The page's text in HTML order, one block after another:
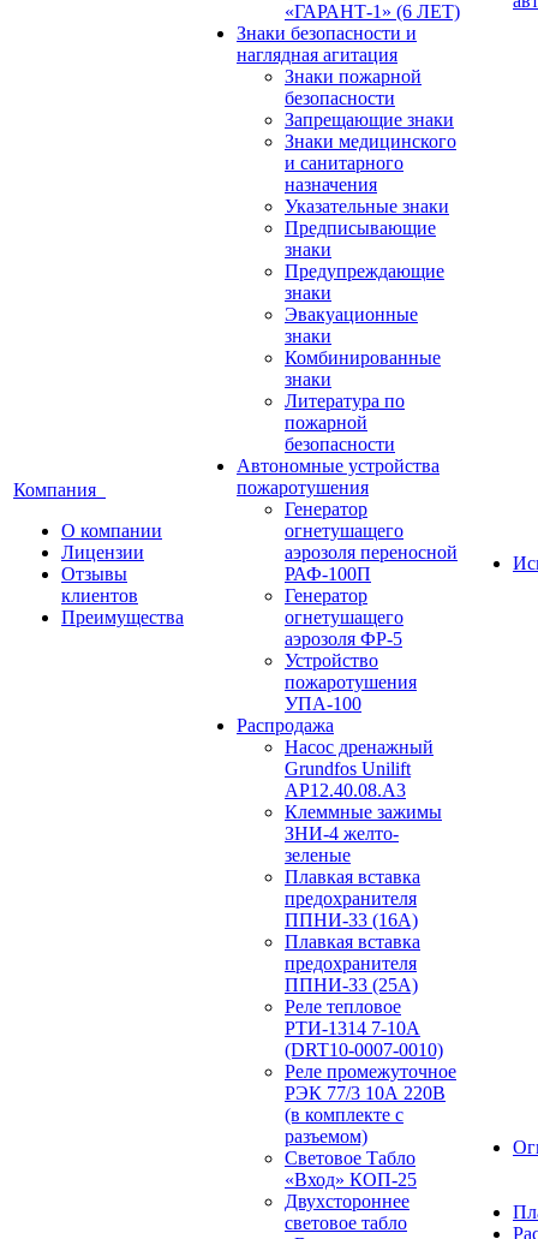
Компания
О компании
Лицензии
Отзывы
клиентов
Преимущества
«ГАРАНТ-1» (6 ЛЕТ)
Знаки безопасности и
наглядная агитация
Знаки пожарной
безопасности
Запрещающие знаки
Знаки медицинского
и санитарного
назначения
Указательные знаки
Предписывающие
знаки
Предупреждающие
знаки
Эвакуационные
знаки
Комбинированные
знаки
Литература по
пожарной
безопасности
Автономные устройства
пожаротушения
Генератор
огнетушащего
аэрозоля переносной
РАФ-100П
Генератор
огнетушащего
аэрозоля ФР-5
Устройство
пожаротушения
УПА-100
Распродажа
Насос дренажный
Grundfos Unilift
АP12.40.08.A3
Клеммные зажимы
ЗНИ-4 желто-
зеленые
Плавкая вставка
предохранителя
ППНИ-33 (16А)
Плавкая вставка
предохранителя
ППНИ-33 (25А)
Реле тепловое
РТИ-1314 7-10А
(DRT10-0007-0010)
Реле промежуточное
РЭК 77/3 10А 220В
(в комплекте с
разъемом)
Световое Табло
«Вход» КОП-25
Двухстороннее
световое табло